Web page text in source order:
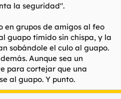
la seguridad".
en grupos de amigos al feo
guapo tímido sin chispa, y la
sobándole el culo al guapo.
Aunque sea un
para cortejar que una
al guapo. Y punto.